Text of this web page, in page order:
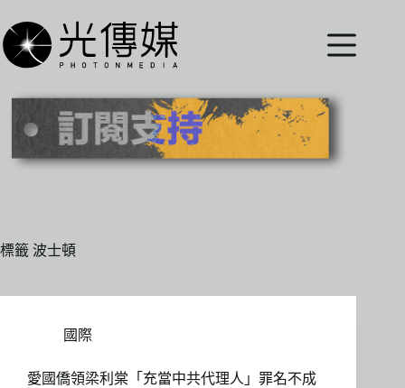
至
主
內
標籤 波士頓
國際
愛國僑領梁利棠「充當中共代理人」罪名不成